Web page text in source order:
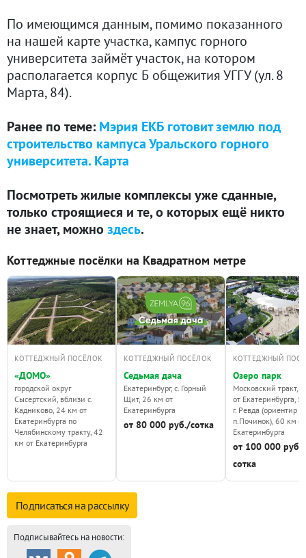
По имеющимся данным, помимо показанного
на нашей карте участка, кампус горного
университета займёт участок, на котором
располагается корпус Б общежития УГГУ (ул. 8
Марта, 84).
Ранее по теме: Мэрия ЕКБ готовит землю под
строительство кампуса Уральского горного
университета. Карта
Посмотреть жилые комплексы уже сданные,
только строящиеся и те, о которых ещё никто
не знает, можно здесь.
Коттеджные посёлки на Квадратном метре
КОТТЕДЖНЫЙ ПОСЁЛОК
«ДОМО»
городской округ
Сысертский, вблизи с.
Кадниково, 24 км от
Екатеринбурга по
Челябинскому тракту, 42
км от Екатеринбурга
КОТТЕДЖНЫЙ ПОСЁЛОК
Седьмая дача
Екатеринбург, с. Горный
Щит, 26 км от
Екатеринбурга
от 80 000 руб./сотка
КОТТЕДЖНЫЙ
Озеро парк
Московский тракт,
от Екатеринбурга, 5
г. Ревда (ориентир
п.Починок), 60 км от
Екатеринбурга
от 100 000 руб./
сотка
Подписаться на рассылку
Подписывайтесь на новости: